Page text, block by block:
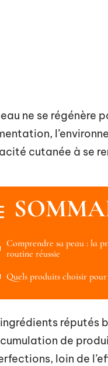
ne se régénère
cutanée à se
Comprendre sa peau : la
routine réussie
Quels produits choisir
ingrédients réputés
de
loin de